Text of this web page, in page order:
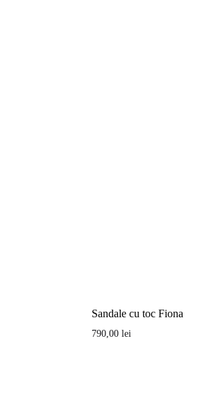
Sandale cu toc Fiona
790,00 lei